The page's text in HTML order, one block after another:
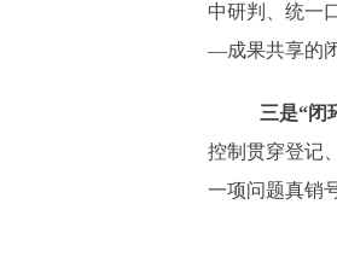
中研判、统一
—成果共享的
三是“闭
控制贯穿登记
一项问题真销